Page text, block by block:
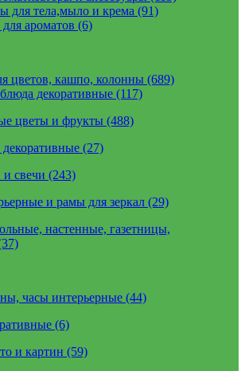
для тела,мыло и крема (91)
ароматов (6)
цветов, кашпо, колонны (689)
декоративные (117)
цветы и фрукты (488)
(27)
свечи (243)
и рамы для зеркал (29)
настенные, газетницы,
часы интерьерные (44)
(6)
и картин (59)